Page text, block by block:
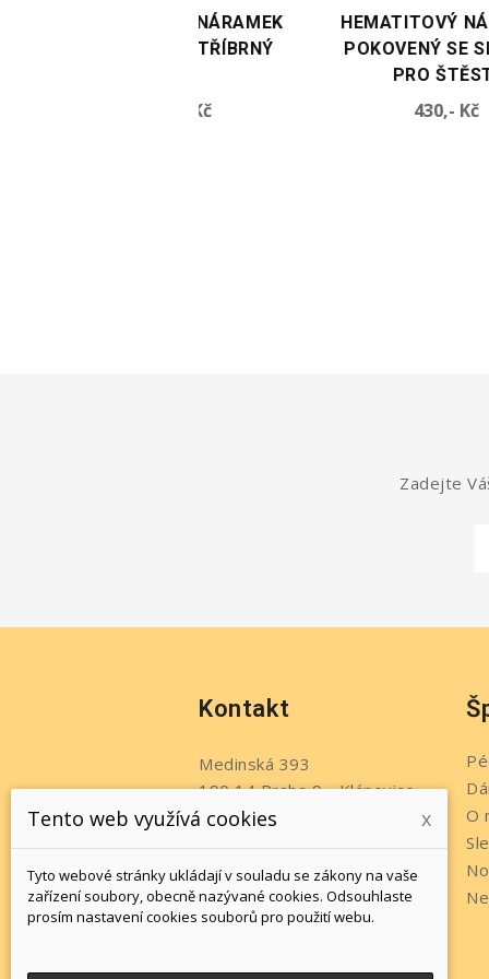
HEMATITOVÝ NÁRAMEK
POKOVENÝ SE SLONEM
Zadejte
Kontakt
Medinská 393
190 14 Praha 9 - Klánovice
Česko
Telefon: +420 737 215 611
Napište nám:
info@jewelsbyromi.cz
O
Tento web využívá cookies x
Tyto webové stránky ukládají v souladu se zákony na vaše
zařízení soubory, obecně nazývané cookies. Odsouhlaste
prosím nastavení cookies souborů pro použití webu.